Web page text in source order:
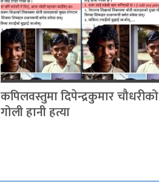
कपिलवस्तुमा दिपेन्द्रकुमार चौधरीको
गोली हानी हत्या